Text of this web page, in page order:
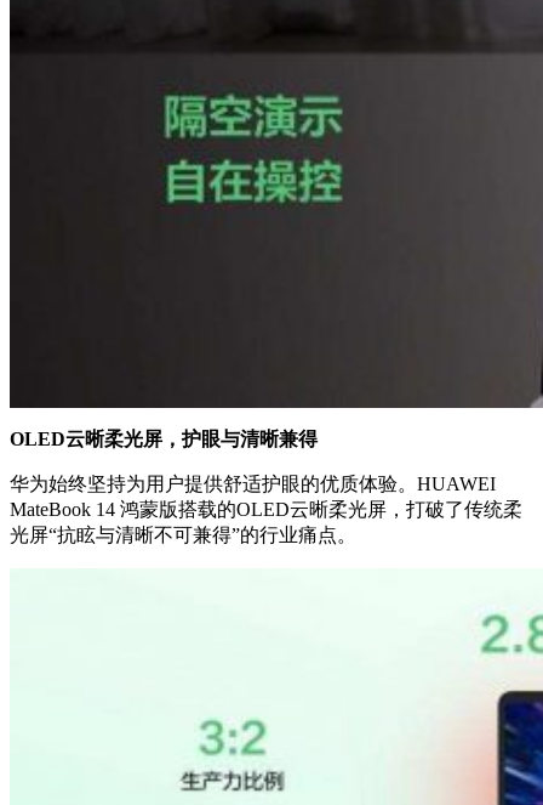
OLED云晰柔光屏，护眼与清晰兼得
华为始终坚持为用户提供舒适护眼的优质体验。HUAWEI
MateBook 14 鸿蒙版搭载的OLED云晰柔光屏，打破了传统柔
光屏“抗眩与清晰不可兼得”的行业痛点。